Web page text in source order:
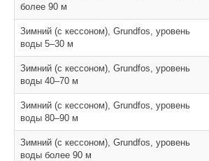
более 90 м
Зимний (с кессоном), Grundfos, уровень
воды 5–30 м
Зимний (с кессоном), Grundfos, уровень
воды 40–70 м
Зимний (с кессоном), Grundfos, уровень
воды 80–90 м
Зимний (с кессоном), Grundfos, уровень
воды более 90 м